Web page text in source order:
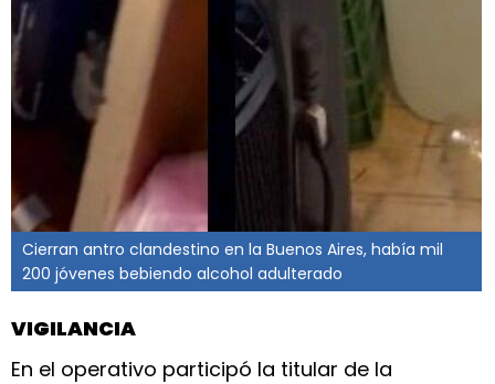
Cierran antro clandestino en la Buenos Aires, había mil
200 jóvenes bebiendo alcohol adulterado
VIGILANCIA
En el operativo participó la titular de la